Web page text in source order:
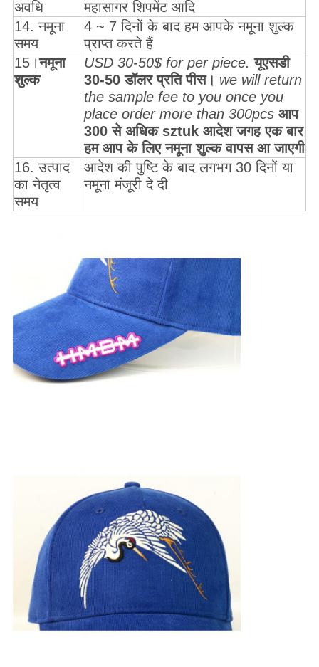
अवधि
महासागर शिपमेंट आदि
14. नमूना
समय
4 ~ 7 दिनों के बाद हम आपके नमूना शुल्क
प्राप्त करते हैं
15।नमूना
शुल्क
USD 30-50$ for per piece. यूएसडी
30-50 डॉलर प्रति पीस। we will return
the sample fee to you once you
place order more than 300pcs आप
300 से अधिक sztuk आदेश जगह एक बार
हम आप के लिए नमूना शुल्क वापस आ जाएगी
16. उत्पाद
का नेतृत्व
समय
आदेश की पुष्टि के बाद लगभग 30 दिनों या
नमूना मंजूरी दे दी